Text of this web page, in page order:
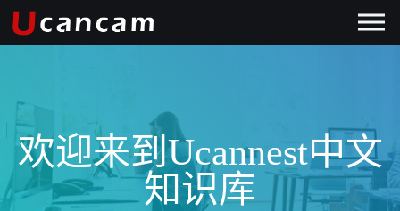
欢迎来到Ucannest中文
知识库